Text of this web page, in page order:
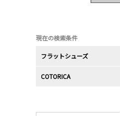
現在の検索条件
フラットシューズ
COTORICA